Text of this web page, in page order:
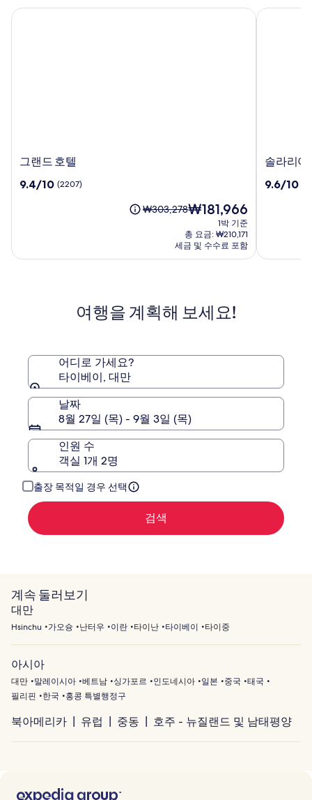
그
드
그랜드 호텔
10
점,
9.4/10 (2207)
요
₩303,278
이
요
금
한
한
보
를
해
₩303,278현
요
금
₩181,966
₩181,966
1박 기준
총 요금: ₩210,171
세금 및 수수료 포함
그랜드 호텔
솔
리
츠
시
솔라리아
10
점,
9.6/10
솔라리아
여행을 계획해 보세요!
어디로 가세요?
타이베이, 대만
날짜
8월 27일 (목) - 9월 3일 (목)
인원 수
객실 1개 2명
출장 목적일 경우 선택
검색
계속 둘러보기
대만
Hsinchu 가오슝 난터우 이란 타이난 타이베이 타이중
아시아
대만 말레이시아 베트남 싱가포르 인도네시아 일본 중국
태국
필리핀
한국 홍콩 특별행정구
북아메리카 유럽 중동 호주 - 뉴질랜드 및 남태평양